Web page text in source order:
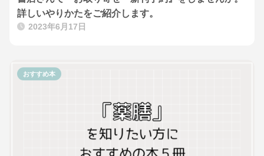
詳しいやりかたをご紹介します。
2023年6月17日
おすすめ本